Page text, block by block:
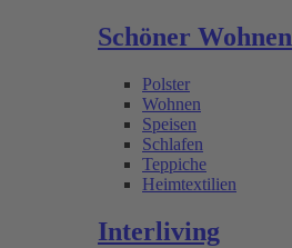
Schöner Wohnen
Polster
Wohnen
Speisen
Schlafen
Teppiche
Heimtextilien
Interliving